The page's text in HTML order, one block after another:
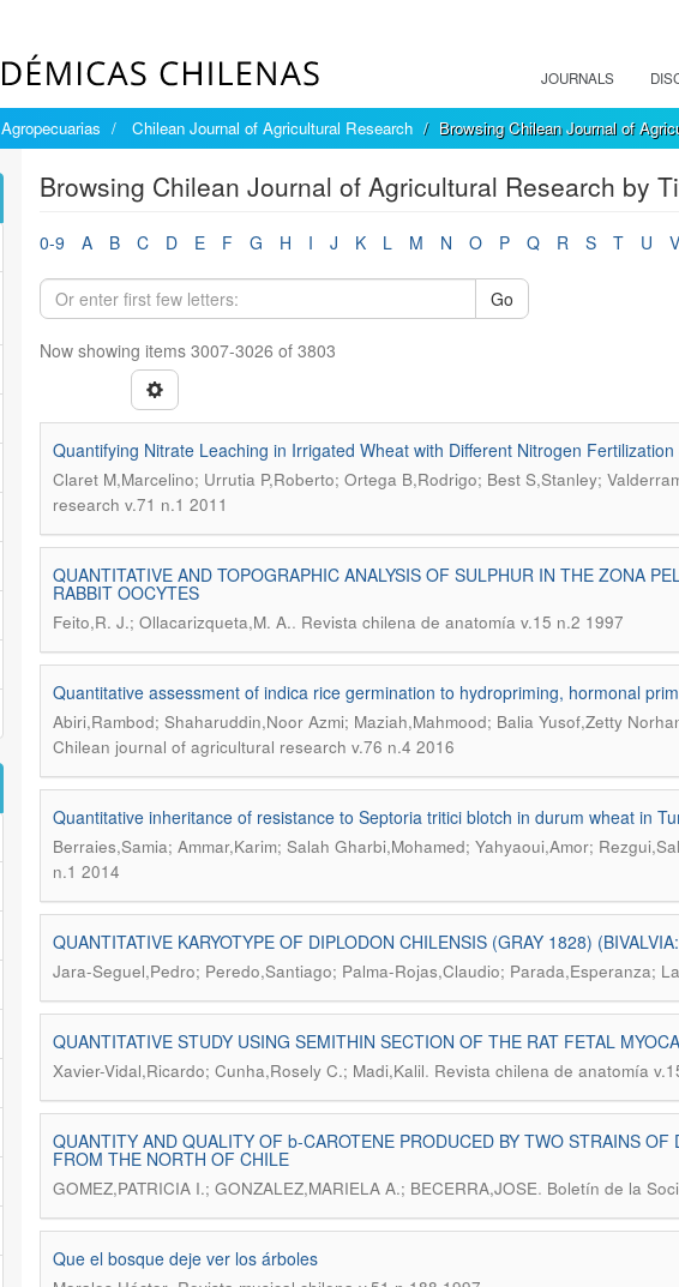
JOURNALS
Chilean Journal of Agricultural Research Browsing Chilean Journal of
Browsing Chilean Journal of Agricultural Research by
0-9 A B C D E F G H I J K L M N O P Q R S T U V
Go
Now showing items 3007-3026 of 3803
Quantifying Nitrate Leaching in Irrigated Wheat with Different Nitrogen
Claret M,Marcelino; Urrutia P,Roberto; Ortega B,Rodrigo; Best S,Stanley;
research v.71 n.1 2011
QUANTITATIVE AND TOPOGRAPHIC ANALYSIS OF SULPHUR IN THE ZONA
RABBIT OOCYTES
Feito,R. J.; Ollacarizqueta,M. A.. Revista chilena de anatomía v.15 n.2 1997
Quantitative assessment of indica rice germination to hydropriming, hormonal
Abiri,Rambod; Shaharuddin,Noor Azmi; Maziah,Mahmood; Balia Yusof,Zetty
Chilean journal of agricultural research v.76 n.4 2016
Quantitative inheritance of resistance to Septoria tritici blotch in durum wheat in
Berraies,Samia; Ammar,Karim; Salah Gharbi,Mohamed; Yahyaoui,Amor;
n.1 2014
QUANTITATIVE KARYOTYPE OF DIPLODON CHILENSIS (GRAY 1828)
Jara-Seguel,Pedro; Peredo,Santiago; Palma-Rojas,Claudio; Parada,Esperanza;
QUANTITATIVE STUDY USING SEMITHIN SECTION OF THE RAT FETAL
Xavier-Vidal,Ricardo; Cunha,Rosely C.; Madi,Kalil. Revista chilena de anatomía
QUANTITY AND QUALITY OF b-CAROTENE PRODUCED BY TWO STRAINS
FROM THE NORTH OF CHILE
GOMEZ,PATRICIA I.; GONZALEZ,MARIELA A.; BECERRA,JOSE. Boletín de la
Que el bosque deje ver los árboles